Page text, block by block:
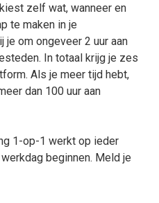
zelf wat, wanneer en
te maken in je
je om ongeveer 2 uur aan
In totaal krijg je zes
Als je meer tijd hebt,
dan 100 uur aan
1-op-1 werkt op ieder
beginnen. Meld je